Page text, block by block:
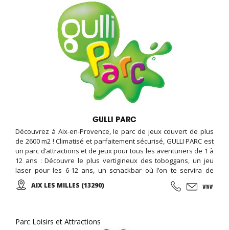
GULLI PARC
Découvrez à Aix-en-Provence, le parc de jeux couvert de plus
de 2600 m2 ! Climatisé et parfaitement sécurisé, GULLI PARC est
un parc d’attractions et de jeux pour tous les aventuriers de 1 à
12 ans : Découvre le plus vertigineux des toboggans, un jeu
laser pour les 6-12 ans, un scnackbar où l’on te servira de
délicieux goûters, un espace à thèmes pour fêter ton
anniversaire avec tous tes amis... et un espace V.I.P (Very
AIX LES MILLES (13290)
Parc Loisirs et Attractions